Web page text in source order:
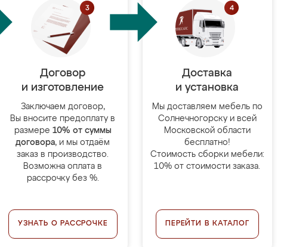
Договор
и изготовление
Заключаем договор,
Вы вносите предоплату в
размере 10% от суммы
договора, и мы отдаём
заказ в производство.
Возможна оплата в
рассрочку без %.
УЗНАТЬ О РАССРОЧКЕ
Доставка
и установка
Мы доставляем мебель по
Солнечногорску и всей
Московской области
бесплатно!
Стоимость сборки мебели:
10% от стоимости заказа.
ПЕРЕЙТИ В КАТАЛОГ